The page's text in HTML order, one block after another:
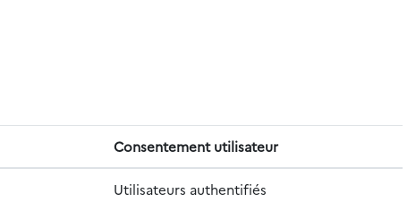
Consentement utilisateur
Utilisateurs authentifiés